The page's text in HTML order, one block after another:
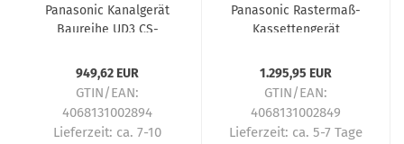
Panasonic Kanalgerät
Baureihe UD3 CS-
Innengerät - 3,5 kW
949,62 EUR
GTIN/EAN:
4068131002894
Lieferzeit: ca. 7-10
Panasonic Rastermaß-
Kassettengerät
Z50UB4EAW Multi-Split
Innengerät - 5,0 kW
1.295,95 EUR
GTIN/EAN:
4068131002849
Lieferzeit: ca. 5-7 Tage